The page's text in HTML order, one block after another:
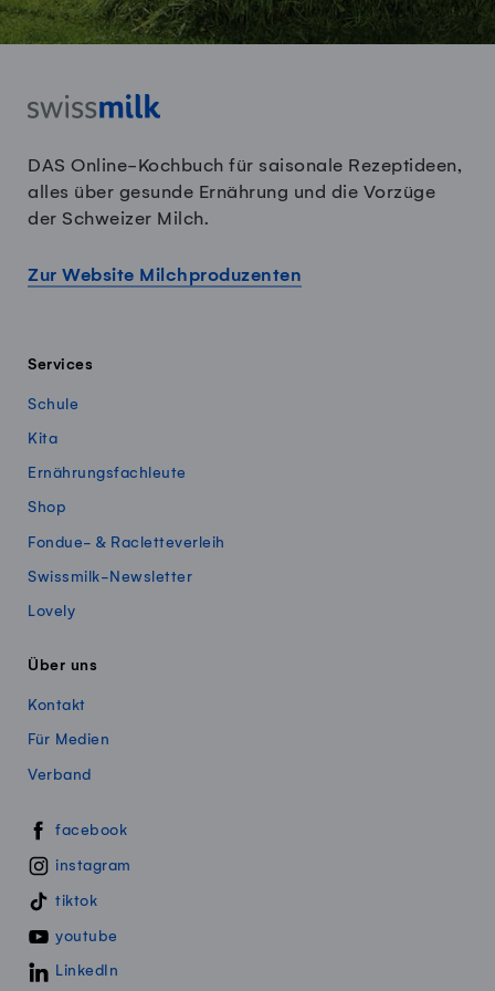
DAS Online-Kochbuch für saisonale Rezeptideen,
alles über gesunde Ernährung und die Vorzüge
der Schweizer Milch.
Zur Website Milchproduzenten
Services
Schule
Kita
Ernährungsfachleute
Shop
Fondue- & Racletteverleih
Swissmilk-Newsletter
Lovely
Über uns
Kontakt
Für Medien
Verband
Swissmillk auf Social Media
facebook
instagram
tiktok
youtube
LinkedIn